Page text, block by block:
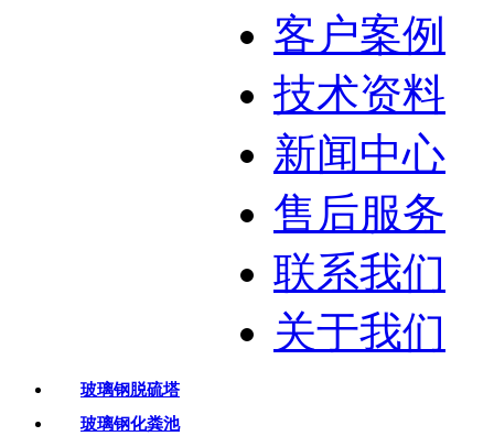
客户案例
技术资料
新闻中心
售后服务
联系我们
关于我们
玻璃钢脱硫塔
玻璃钢化粪池